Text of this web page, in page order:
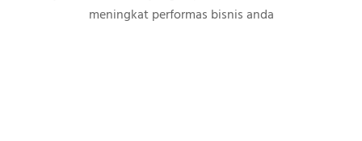
meningkat performas bisnis anda